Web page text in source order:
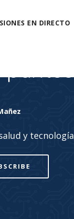
EN DIRECTO
puntos
y tecnología